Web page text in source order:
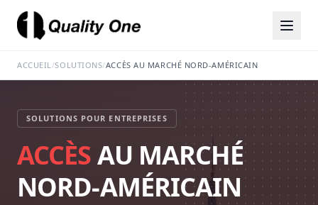
ACCUEIL/SOLUTIONS/ACCÈS AU MARCHÉ NORD-AMÉRICAIN
SOLUTIONS POUR ENTREPRISES
ACCÈSAU MARCHÉ
NORD-AMÉRICAIN